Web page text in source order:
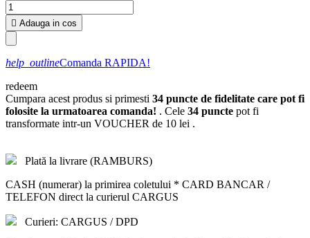
 Adauga in cos
help_outlineComanda RAPIDA!
redeem
Cumpara acest produs si primesti 34 puncte de fidelitate care pot fi
folosite la urmatoarea comanda! . Cele 34 puncte pot fi
transformate intr-un VOUCHER de 10 lei .
Plată la livrare (RAMBURS)
CASH (numerar) la primirea coletului * CARD BANCAR /
TELEFON direct la curierul CARGUS
Curieri: CARGUS / DPD